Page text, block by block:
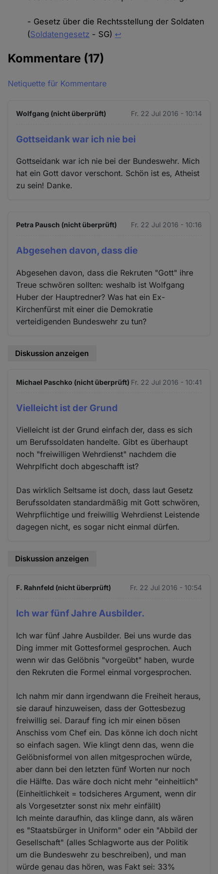
- Gesetz über die Rechtsstellung der Soldaten
(Soldatengesetz - SG) ↩
Kommentare (17)
Netiquette für Kommentare
Wolfgang (nicht überprüft) Fr. 22 Jul 2016 - 10:14
Gottseidank war ich nie bei
Gottseidank war ich nie bei der Bundeswehr. Mich
hat ein Gott davor verschont. Schön ist es, Atheist
zu sein! Danke.
Petra Pausch (nicht überprüft) Fr. 22 Jul 2016 - 10:16
Abgesehen davon, dass die
Abgesehen davon, dass die Rekruten "Gott" ihre
Treue schwören sollten: weshalb ist Wolfgang
Huber der Hauptredner? Was hat ein Ex-
Kirchenfürst mit einer die Demokratie
verteidigenden Bundeswehr zu tun?
Diskussion anzeigen
Michael Paschko (nicht überprüft) Fr. 22 Jul 2016 - 10:41
Vielleicht ist der Grund
Vielleicht ist der Grund einfach der, dass es sich
um Berufssoldaten handelte. Gibt es überhaupt
noch "freiwilligen Wehrdienst" nachdem die
Wehrplficht doch abgeschafft ist?
Das wirklich Seltsame ist doch, dass laut Gesetz
Berufssoldaten standardmäßig mit Gott schwören,
Wehrpflichtige und freiwillig Wehrdienst Leistende
dagegen nicht, es sogar nicht einmal dürfen.
Diskussion anzeigen
F. Rahnfeld (nicht überprüft) Fr. 22 Jul 2016 - 10:54
Ich war fünf Jahre Ausbilder.
Ich war fünf Jahre Ausbilder. Bei uns wurde das
Ding immer mit Gottesformel gesprochen. Auch
wenn wir das Gelöbnis "vorgeübt" haben, wurde
den Rekruten die Formel einmal vorgesprochen.
Ich nahm mir dann irgendwann die Freiheit heraus,
sie darauf hinzuweisen, dass der Gottesbezug
freiwillig sei. Darauf fing ich mir einen bösen
Anschiss vom Chef ein. Das könne ich doch nicht
so einfach sagen. Wie klingt denn das, wenn die
Gelöbnisformel von allen mitgesprochen würde,
aber dann bei den letzten fünf Worten nur noch
die Hälfte. Das wäre doch nicht mehr "einheitlich"
(Einheitlichkeit = todsicheres Argument, wenn dir
als Vorgesetzter sonst nix mehr einfällt)
Ich meinte daraufhin, das klinge dann, als wären
es "Staatsbürger in Uniform" oder ein "Abbild der
Gesellschaft" (alles Schlagworte aus der Politik
um die Bundeswehr zu beschreiben), und man
würde genau das hören, was Fakt sei: 33%